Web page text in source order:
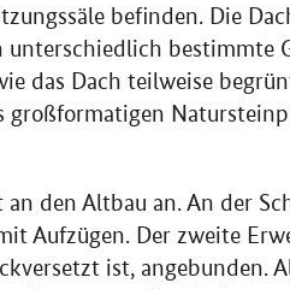
befinden. Die
unterschiedlich bestimmte
das Dach teilweise
großformatigen
den Altbau an. An der
Aufzügen. Der zweite
ist, angebunden.